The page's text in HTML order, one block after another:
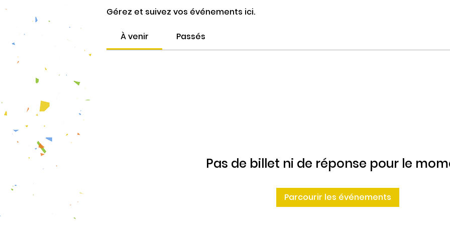
Gérez et suivez vos événements ici.
À venir Passés
Pas de billet ni de réponse pour le
Parcourir les événements